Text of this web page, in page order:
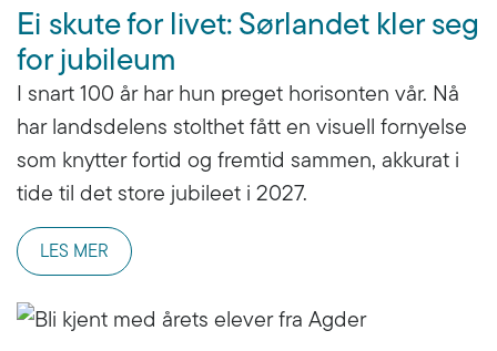
Ei skute for livet: Sørlandet kler seg
for jubileum
I snart 100 år har hun preget horisonten vår. Nå
har landsdelens stolthet fått en visuell fornyelse
som knytter fortid og fremtid sammen, akkurat i
tide til det store jubileet i 2027.
LES MER